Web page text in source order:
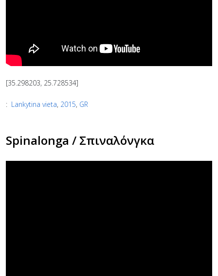
[35.298203, 25.728534]
: Lankytina vieta, 2015, GR
Spinalonga / Σπιναλόνγκα